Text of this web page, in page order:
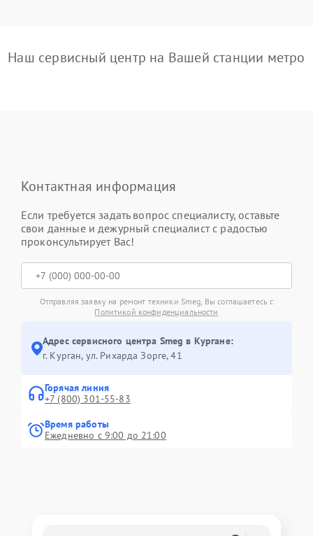
Наш сервисный центр на Вашей станции метро
Контактная информация
Если требуется задать вопрос специалисту, оставьте
свои данные и дежурный специалист с радостью
проконсультирует Вас!
Отправляя заявку на ремонт техники Smeg, Вы соглашаетесь с
Политикой конфиденциальности
Адрес сервисного центра Smeg в Кургане:
г. Курган, ул. Рихарда Зорге, 41
Горячая линия
+7 (800) 301-55-83
Время работы
Ежедневно с 9:00 до 21:00